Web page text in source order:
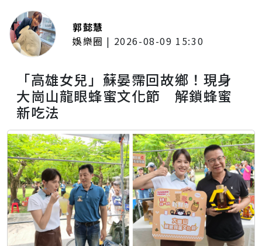
郭懿慧
娛樂圈 | 2026-08-09 15:30
「高雄女兒」蘇晏霈回故鄉！現身
大崗山龍眼蜂蜜文化節 解鎖蜂蜜
新吃法